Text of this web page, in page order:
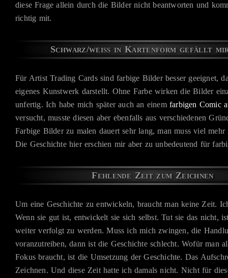
diese Frage allein durch die Bilder nicht beantworten und
richtig mit.
Schwarz/weiß in Kartenform gefällt
Für Artist Trading Cards sind farbige Bilder besser geeignet,
eigenes Kunstwerk darstellt. Ohne Farbe wirken die Bilder
unfertig. Ich habe mich später auch an einem farbigen Comic
versucht, musste diesen aber ebenfalls aus verschiedenen
Farbige Bilder zu malen dauert sehr lang, man muss viel mehr
Die Geschichte hier erschien mir aber zu unbedeutend für
Fehlende Zeit zum Zeichnen
Um eine Geschichte zu entwickeln, braucht man keine Zeit.
Wenn sie gut ist, entwickelt sie sich selbst. Tut sie das nicht,
weiter verfolgt zu werden. Muss ich mich zwingen, die
voranzutreiben, dann ist die Geschichte schlecht. Wofür man
Fokus braucht, ist die Umsetzung der Geschichte. Das
Zeichnen. Und diese Zeit hatte ich damals nicht. Nicht für